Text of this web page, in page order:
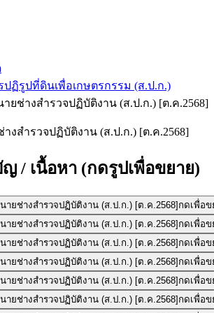
ปฏิรูปที่ดินเพื่อเกษตรกรรม (ส.ป.ก.)
ยช่างสำรวจปฏิบัติงาน (ส.ป.ก.) [ต.ค.2568]
/ เนื้อหา (กดรูปเพื่อขยาย)
กดเพื่อข
กดเพื่อข
กดเพื่อข
กดเพื่อข
กดเพื่อข
กดเพื่อข